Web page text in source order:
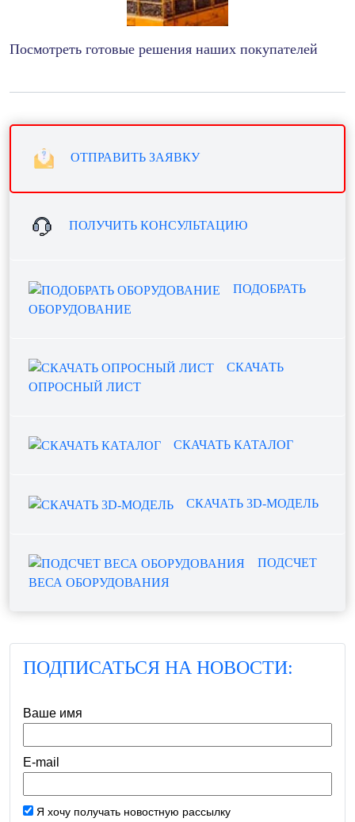
Посмотреть готовые решения наших покупателей
ОТПРАВИТЬ ЗАЯВКУ
ПОЛУЧИТЬ КОНСУЛЬТАЦИЮ
ПОДОБРАТЬ
ОБОРУДОВАНИЕ
СКАЧАТЬ
ОПРОСНЫЙ ЛИСТ
СКАЧАТЬ КАТАЛОГ
СКАЧАТЬ 3D-МОДЕЛЬ
ПОДСЧЕТ
ВЕСА ОБОРУДОВАНИЯ
ПОДПИСАТЬСЯ НА НОВОСТИ:
Ваше имя
E-mail
Я хочу получать новостную рассылку